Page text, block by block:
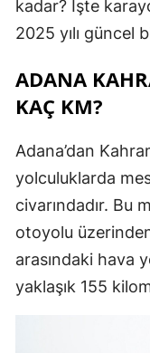
kadar? İşte
2025 yılı güncel
ADANA
KAÇ KM?
Adana’dan
yolculuklarda
civarındadır. Bu
otoyolu
arasındaki hava
yaklaşık 155